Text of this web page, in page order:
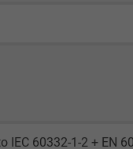
60332-1-2 + EN